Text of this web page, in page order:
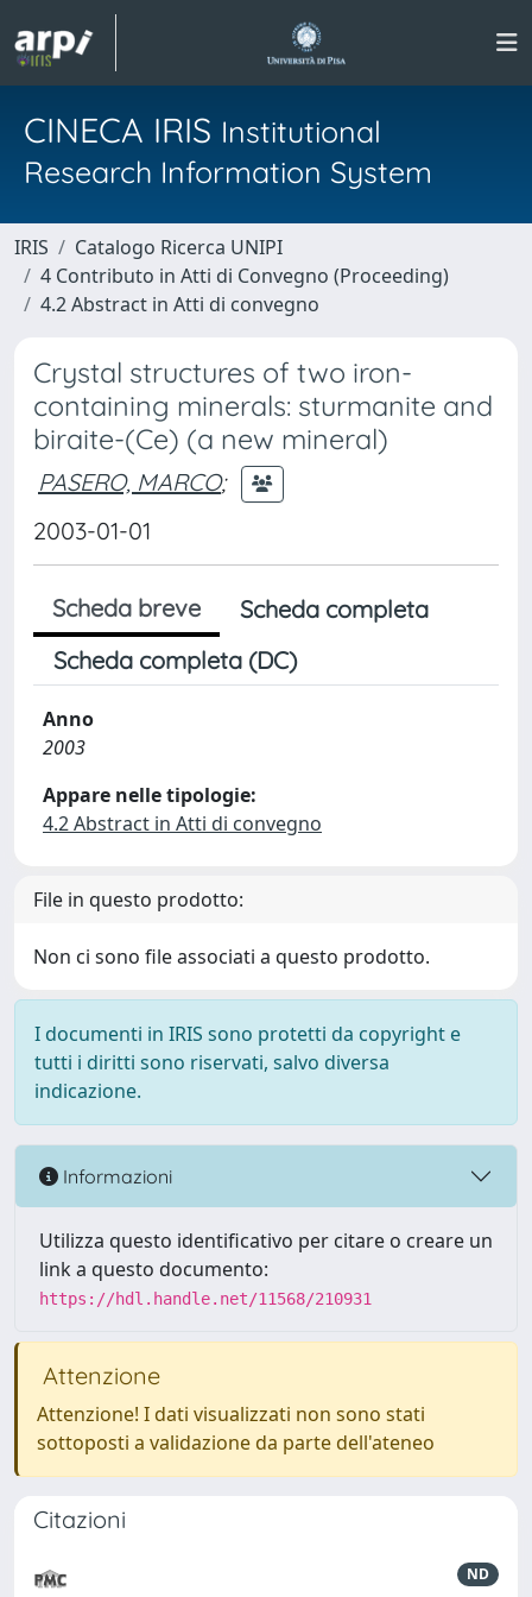
CINECA IRIS Institutional
Research Information System
IRIS
Catalogo Ricerca UNIPI
4 Contributo in Atti di Convegno (Proceeding)
4.2 Abstract in Atti di convegno
Crystal structures of two iron-
containing minerals: sturmanite and
biraite-(Ce) (a new mineral)
PASERO, MARCO;
2003-01-01
Scheda breve
Scheda completa
Scheda completa (DC)
Anno
2003
Appare nelle tipologie:
4.2 Abstract in Atti di convegno
File in questo prodotto:
Non ci sono file associati a questo prodotto.
I documenti in IRIS sono protetti da copyright e
tutti i diritti sono riservati, salvo diversa
indicazione.
Informazioni
Utilizza questo identificativo per citare o creare un
link a questo documento:
https://hdl.handle.net/11568/210931
Attenzione
Attenzione! I dati visualizzati non sono stati
sottoposti a validazione da parte dell'ateneo
Citazioni
ND